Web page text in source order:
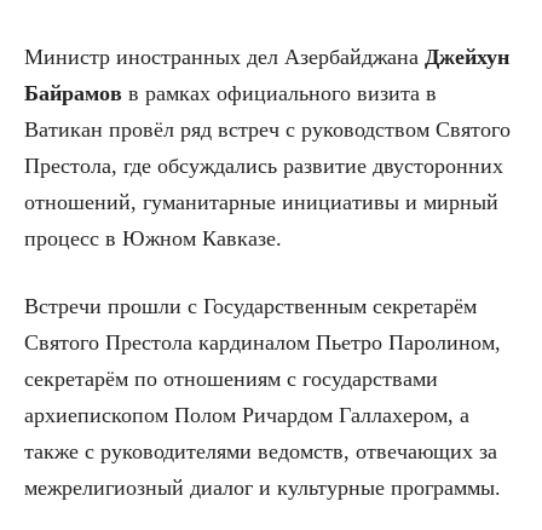
Министр иностранных дел Азербайджана Джейхун
Байрамов в рамках официального визита в
Ватикан провёл ряд встреч с руководством Святого
Престола, где обсуждались развитие двусторонних
отношений, гуманитарные инициативы и мирный
процесс в Южном Кавказе.
Встречи прошли с Государственным секретарём
Святого Престола кардиналом Пьетро Паролином,
секретарём по отношениям с государствами
архиепископом Полом Ричардом Галлахером, а
также с руководителями ведомств, отвечающих за
межрелигиозный диалог и культурные программы.